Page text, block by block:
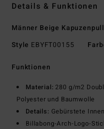
Details & Funktionen
Männer Beige
Style EBYFT00155
Funktionen
Material: 280 g/m2
Polyester und Baumwolle
Details: Gebürstete
Billabong-Arch-Logo-